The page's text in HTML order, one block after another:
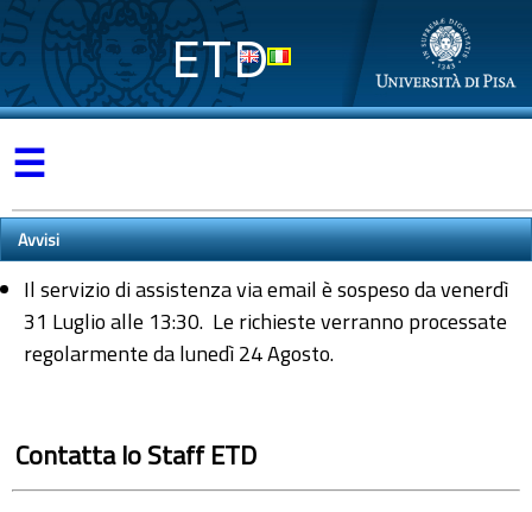
ETD
☰
Avvisi
Il servizio di assistenza via email è sospeso da venerdì
31 Luglio alle 13:30. Le richieste verranno processate
regolarmente da lunedì 24 Agosto.
Contatta lo Staff ETD